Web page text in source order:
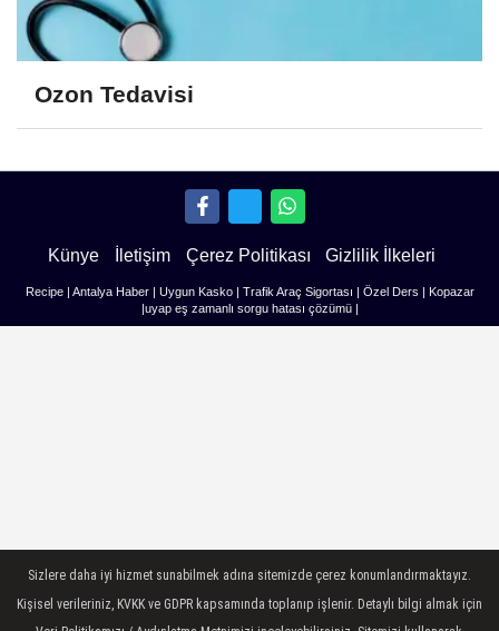
Ozon Tedavisi
Künye İletişim Çerez Politikası Gizlilik İlkeleri
Recipe| Antalya Haber| Uygun Kasko| Trafik Araç Sigortası Özel Ders
Kopazar
uyap eş zamanlı sorgu hatası çözümü|
Sizlere daha iyi hizmet sunabilmek adına sitemizde çerez konumlandırmaktayız.
Kişisel verileriniz, KVKK ve GDPR kapsamında toplanıp işlenir. Detaylı bilgi almak için